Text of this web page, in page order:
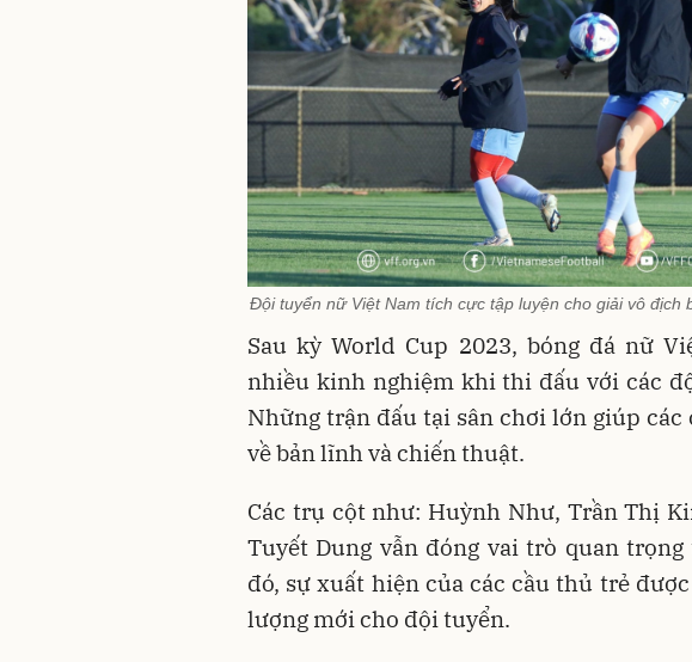
Đội tuyển nữ Việt Nam tích cực tập luyện cho giải vô địch
Sau kỳ World Cup 2023, bóng đá nữ
nhiều kinh nghiệm khi thi đấu với các
Những trận đấu tại sân chơi lớn giúp
về bản lĩnh và chiến thuật.
Các trụ cột như: Huỳnh Như, Trần Thị
Tuyết Dung vẫn đóng vai trò quan
đó, sự xuất hiện của các cầu thủ trẻ
lượng mới cho đội tuyển.